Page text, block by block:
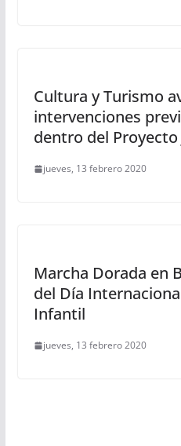
Cultura y Turismo
intervenciones
dentro del
jueves, 13 febrero 2020
Marcha Dorada en
del Día
Infantil
jueves, 13 febrero 2020